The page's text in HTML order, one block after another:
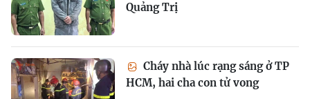
Quảng Trị
Cháy nhà lúc rạng sáng ở TP
HCM, hai cha con tử vong